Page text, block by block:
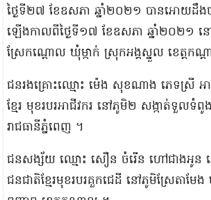
ថ្ងៃទី២៧ ខែឧសភា ឆ្នាំ២០២១ បានអោយដឹង
ឡើងកាលពីថ្ងៃទី១៧ ខែឧសភា ឆ្នាំ២០២១
ស្រែកណ្តោល ឃុំម្កាក់ ស្រុកអង្គស្នួល ខេត្តកណ្
ជនរងគ្រោះឈ្មោះ ម៉េង សុខណាង ភេទស្រី អ
ខ្មែរ មុខរបរអាជីវករ នៅភូមិ២ សង្កាត់ទួលទំ
រាជធានីភ្នំពេញ ។
ជនសង្ស័យ ឈ្មោះ សឿន ចំរើន ហៅជាងអូន ភ
ជនជាតិខ្មែរមុខរបរគួកជេដី នៅភូមិស្រែតាម